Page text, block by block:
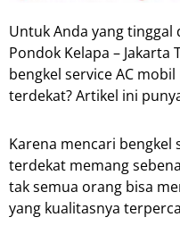
Untuk Anda yang tinggal
Pondok Kelapa – Jakarta
bengkel service AC
terdekat? Artikel ini
Karena mencari bengkel
terdekat memang
tak semua orang bisa
yang kualitasnya